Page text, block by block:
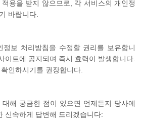
용을 받지 않으므로, 각 서비스의 개인정
바랍니다.
정보 처리방침을 수정할 권리를 보유합니
이트에 공지되며 즉시 효력이 발생합니다.
인하시기를 권장합니다.
해 궁금한 점이 있으면 언제든지 당사에
신속하게 답변해 드리겠습니다: